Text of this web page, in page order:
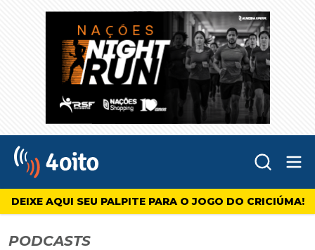
4oito
DEIXE AQUI SEU PALPITE PARA O JOGO DO CRICIÚMA!
PODCASTS